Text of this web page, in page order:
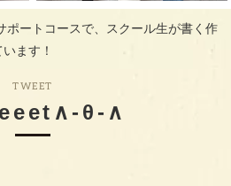
ポートコースで、スクール生が書く作
ます！
TWEET
θ-∧